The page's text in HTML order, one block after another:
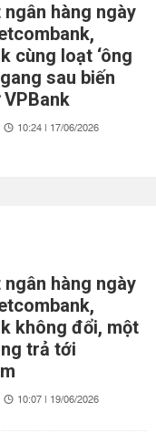
ngân hàng ngày
cùng loạt ‘ông
sau biến
10:24 | 17/06/2026
ngân hàng ngày
không đổi, một
trả tới
10:07 | 19/06/2026